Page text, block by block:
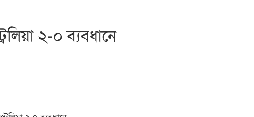
২-০ ব্যবধানে